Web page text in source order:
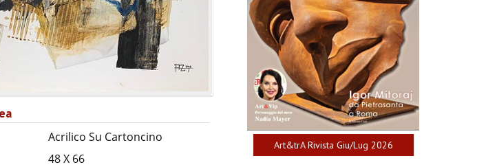
Acrilico Su Cartoncino
48 X 66
Art&trA Rivista Giu/Lug 2026